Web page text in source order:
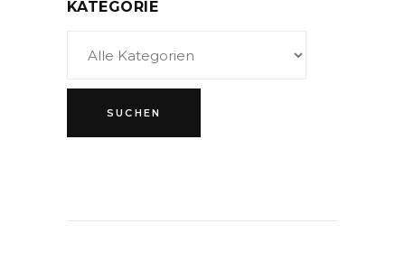
KATEGORIE